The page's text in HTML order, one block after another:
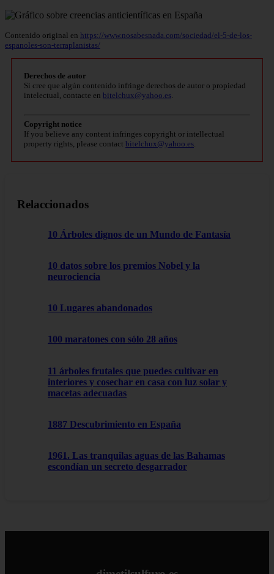
Contenido original en https://www.nosabesnada.com/sociedad/el-5-de-los-
espanoles-son-terraplanistas/
Derechos de autor
Si cree que algún contenido infringe derechos de autor o propiedad
intelectual, contacte en bitelchux@yahoo.es.
Copyright notice
If you believe any content infringes copyright or intellectual
property rights, please contact bitelchux@yahoo.es.
Relaccionados
10 Árboles dignos de un Mundo de Fantasía
10 datos sobre los premios Nobel y la
neurociencia
10 Lugares abandonados
100 maratones con sólo 28 años
11 árboles frutales que puedes cultivar en
interiores y cosechar en casa con luz solar y
macetas adecuadas
1887 Descubrimiento en España
1961. Las tranquilas aguas de las Bahamas
escondían un secreto desgarrador